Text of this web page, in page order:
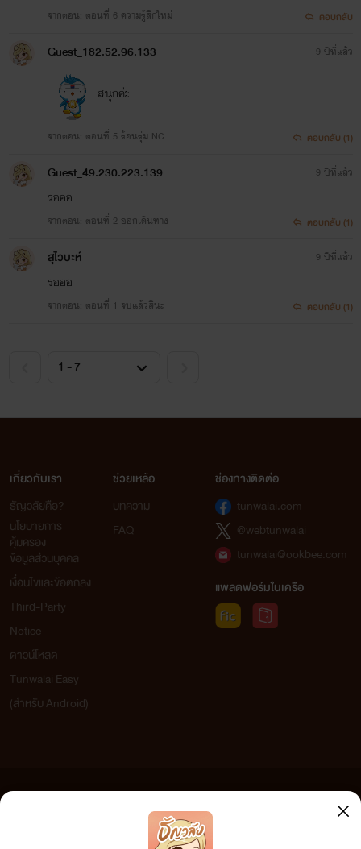
จากตอน: ตอนที่ 6 ความรู้สึกใหม่ ตอบกลับ
Guest_182.52.96.133
สนุกค่ะ
จากตอน: ตอนที่ 5 ร้อนรุ่ม NC
9 ปีที่แล้ว
ตอบกลับ (1)
Guest_49.230.223.139
รอออ
จากตอน: ตอนที่ 2 ออกเดินทาง
9 ปีที่แล้ว
ตอบกลับ (1)
สุไวบะห์
รอออ
จากตอน: ตอนที่ 1 จบแล้วสินะ
9 ปีที่แล้ว
ตอบกลับ (1)
เกี่ยวกับเรา
ธัญวลัยคือ?
นโยบายการ
คุ้มครอง
ข้อมูลส่วนบุคคล
เงื่อนไขและข้อตกลง
Third-Party
Notice
ดาวน์โหลด
Tunwalai Easy
(สำหรับ Android)
ช่วยเหลือ
บทความ
FAQ
ช่องทางติดต่อ
tunwalai.com
@webtunwalai
tunwalai@ookbee.com
แพลตฟอร์มในเครือ
เว็บไซต์แห่งนี้ไม่ได้เห็นด้วยและไม่ขอรับผิดชอบต่อข้อความใดๆ ทั้งสิ้น ดังนั้นผู้อ่านทุกท่านโปรดใช้
วิจารณญาณในการกลั่นกรองด้วยตนเอง และหากท่านพบข้อความใดๆ ที่ขัดต่อกฎหมายและศีลธรรม